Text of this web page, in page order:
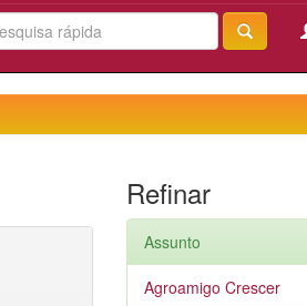
Refinar
Assunto
Agroamigo Crescer